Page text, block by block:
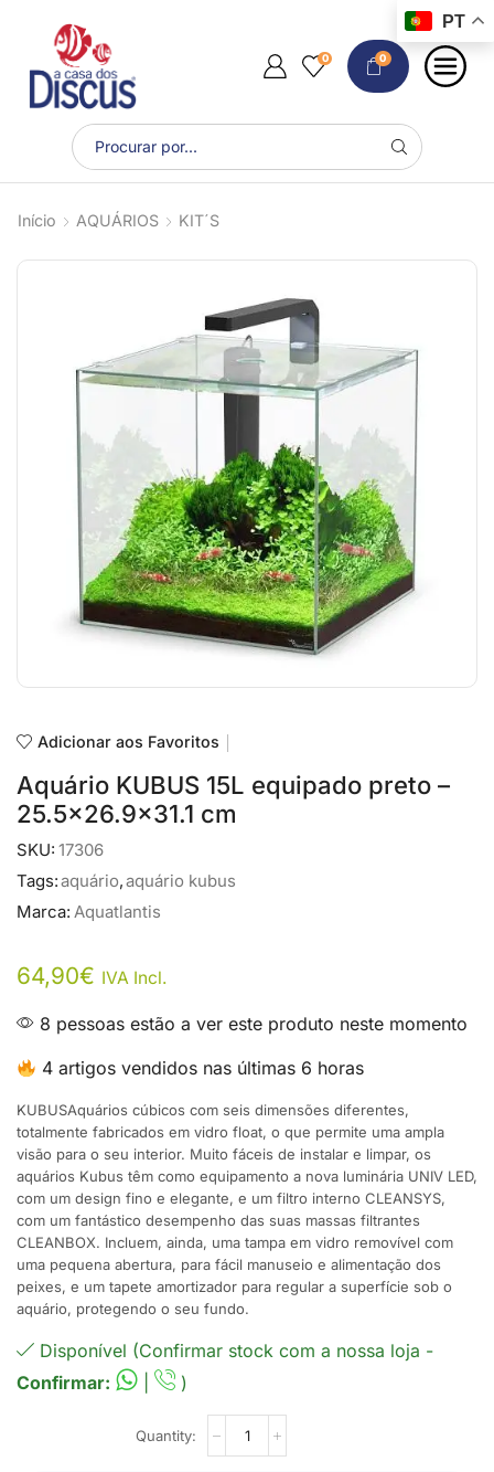
0 0
Início AQUÁRIOS KIT´S
Adicionar aos Favoritos
Aquário KUBUS 15L equipado preto –
25.5×26.9×31.1 cm
SKU: 17306
Tags:aquário,aquário kubus
Marca: Aquatlantis
64,90€ IVA Incl.
8 pessoas estão a ver este produto neste momento
4 artigos vendidos nas últimas 6 horas
KUBUSAquários cúbicos com seis dimensões diferentes,
totalmente fabricados em vidro float, o que permite uma ampla
visão para o seu interior. Muito fáceis de instalar e limpar, os
aquários Kubus têm como equipamento a nova luminária UNIV LED,
com um design fino e elegante, e um filtro interno CLEANSYS,
com um fantástico desempenho das suas massas filtrantes
CLEANBOX. Incluem, ainda, uma tampa em vidro removível com
uma pequena abertura, para fácil manuseio e alimentação dos
peixes, e um tapete amortizador para regular a superfície sob o
aquário, protegendo o seu fundo.
Disponível (Confirmar stock com a nossa loja -
Confirmar:
)
PT